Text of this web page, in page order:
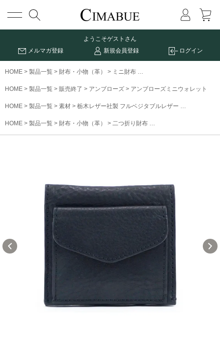
メニュー
ようこそゲストさん
メルマガ登録
新規会員登録 ログイン
HOME 製品一覧 財布・小物（革） ミニ財布 アンブローズミニウォレット
HOME 製品一覧 販売終了 アンブローズ アンブローズミニウォレット
HOME 製品一覧 素材 栃木レザー社製 フルベジタブルレザー アンブロー
HOME 製品一覧 財布・小物（革） 二つ折り財布 アンブローズミニウォ